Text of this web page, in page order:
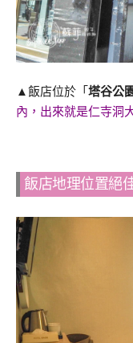
▲飯店位於「 塔谷公
內，出來就是仁寺洞
飯店地理位置絕